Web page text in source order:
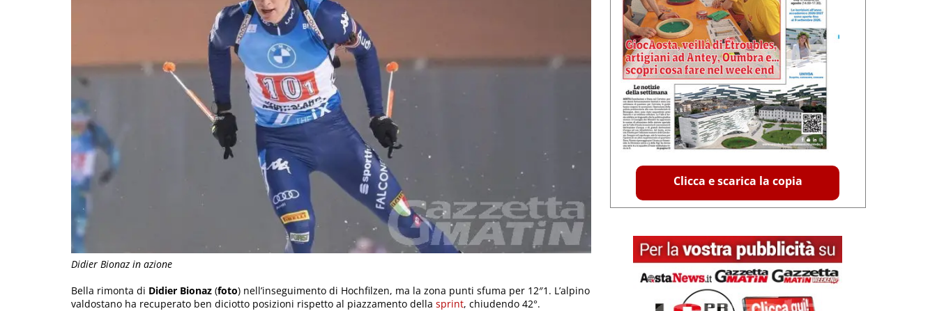
Didier Bionaz in azione
Bella rimonta di Didier Bionaz (foto) nell’inseguimento di Hochfilzen, ma la zona punti sfuma per 12″1. L’alpino
valdostano ha recuperato ben diciotto posizioni rispetto al piazzamento della sprint, chiudendo 42°.
Clicca e scarica la copia